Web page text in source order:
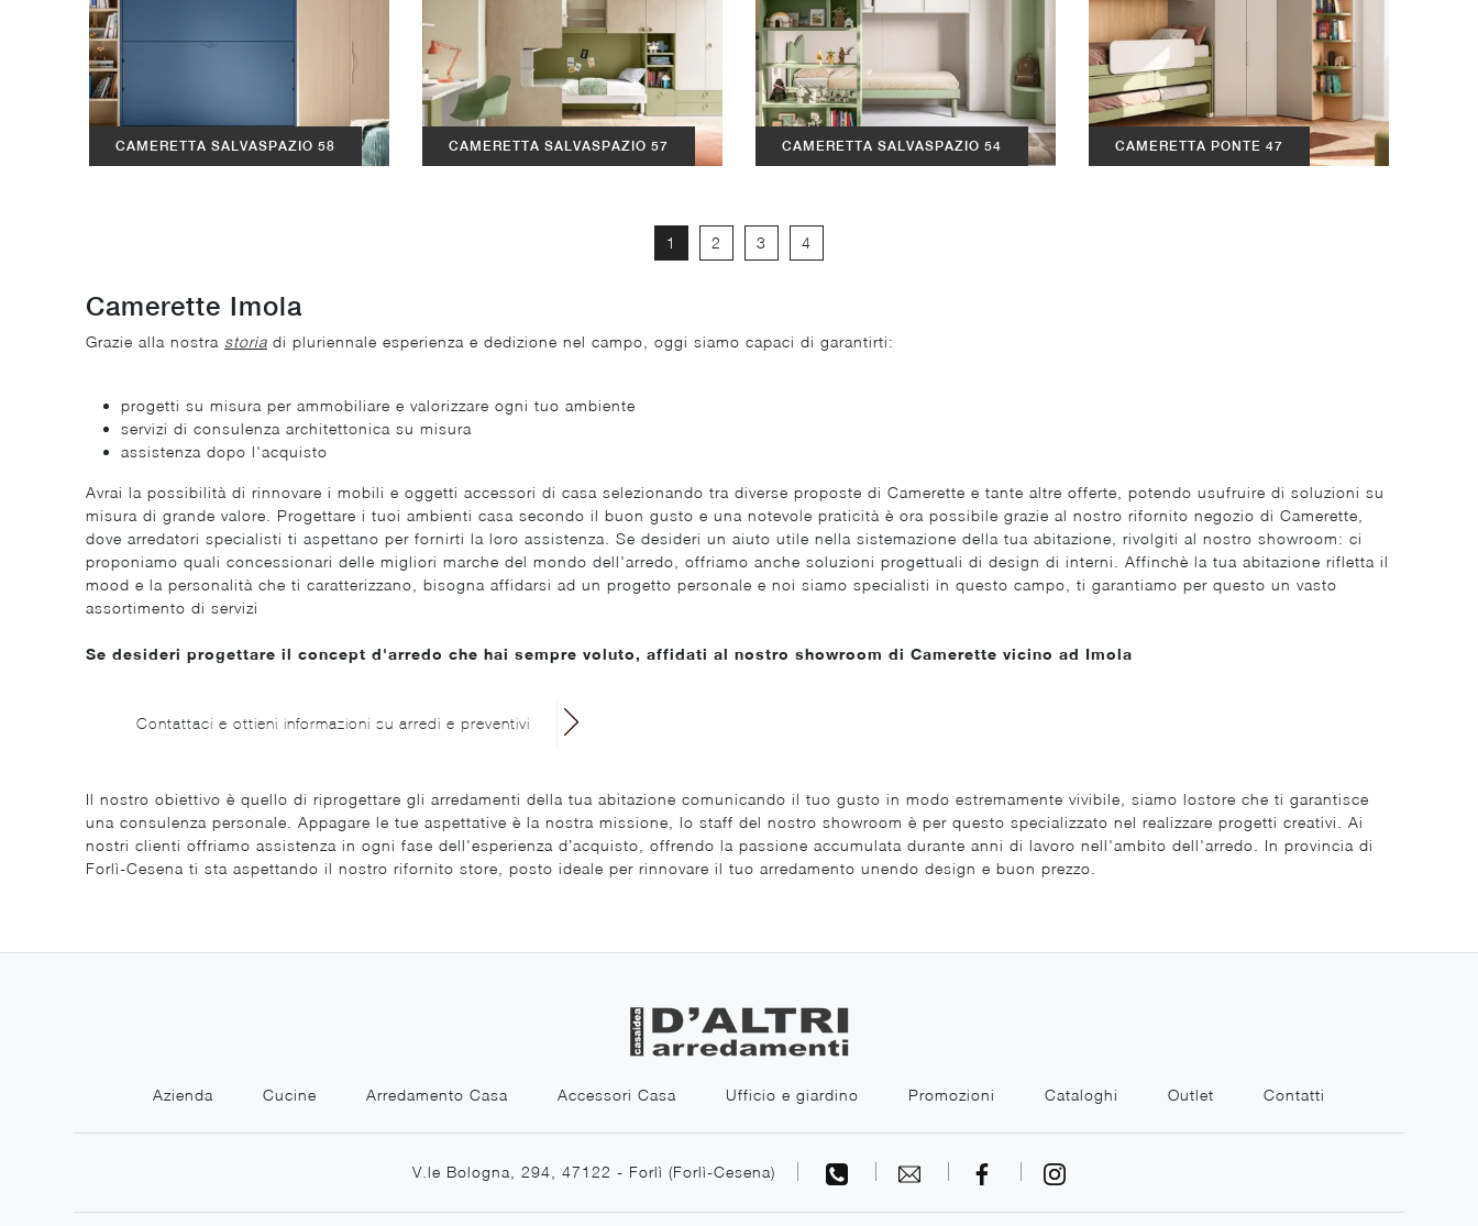
CAMERETTA SALVASPAZIO 58 CAMERETTA SALVASPAZIO 57 CAMERETTA SALVASPAZIO 54 CAMERETTA PONTE 47
1 2 3 4
Camerette Imola
Grazie alla nostra storia di pluriennale esperienza e dedizione nel campo, oggi siamo capaci di garantirti:
progetti su misura per ammobiliare e valorizzare ogni tuo ambiente
servizi di consulenza architettonica su misura
assistenza dopo l'acquisto
Avrai la possibilità di rinnovare i mobili e oggetti accessori di casa selezionando tra diverse proposte di Camerette e tante altre offerte, potendo usufruire di soluzioni su
misura di grande valore. Progettare i tuoi ambienti casa secondo il buon gusto e una notevole praticità è ora possibile grazie al nostro rifornito negozio di Camerette,
dove arredatori specialisti ti aspettano per fornirti la loro assistenza. Se desideri un aiuto utile nella sistemazione della tua abitazione, rivolgiti al nostro showroom: ci
proponiamo quali concessionari delle migliori marche del mondo dell'arredo, offriamo anche soluzioni progettuali di design di interni. Affinchè la tua abitazione rifletta il
mood e la personalità che ti caratterizzano, bisogna affidarsi ad un progetto personale e noi siamo specialisti in questo campo, ti garantiamo per questo un vasto
assortimento di servizi
Se desideri progettare il concept d'arredo che hai sempre voluto, affidati al nostro showroom di Camerette vicino ad Imola
Contattaci e ottieni informazioni su arredi e preventivi
Il nostro obiettivo è quello di riprogettare gli arredamenti della tua abitazione comunicando il tuo gusto in modo estremamente vivibile, siamo lostore che ti garantisce
una consulenza personale. Appagare le tue aspettative è la nostra missione, lo staff del nostro showroom è per questo specializzato nel realizzare progetti creativi. Ai
nostri clienti offriamo assistenza in ogni fase dell'esperienza d’acquisto, offrendo la passione accumulata durante anni di lavoro nell'ambito dell'arredo. In provincia di
Forlì-Cesena ti sta aspettando il nostro rifornito store, posto ideale per rinnovare il tuo arredamento unendo design e buon prezzo.
Azienda Cucine Arredamento Casa Accessori Casa Ufficio e giardino Promozioni Cataloghi Outlet Contatti
V.le Bologna, 294, 47122 - Forlì (Forlì-Cesena)